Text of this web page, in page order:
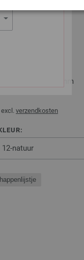
20mm
formaat 20mm
verzendkosten